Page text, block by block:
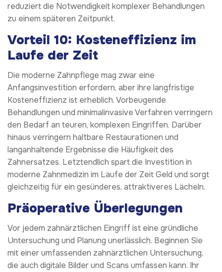
reduziert die Notwendigkeit komplexer Behandlungen
zu einem späteren Zeitpunkt.
Vorteil 10: Kosteneffizienz im
Laufe der Zeit
Die moderne Zahnpflege mag zwar eine
Anfangsinvestition erfordern, aber ihre langfristige
Kosteneffizienz ist erheblich. Vorbeugende
Behandlungen und minimalinvasive Verfahren verringern
den Bedarf an teuren, komplexen Eingriffen. Darüber
hinaus verringern haltbare Restaurationen und
langanhaltende Ergebnisse die Häufigkeit des
Zahnersatzes. Letztendlich spart die Investition in
moderne Zahnmedizin im Laufe der Zeit Geld und sorgt
gleichzeitig für ein gesünderes, attraktiveres Lächeln.
Präoperative Überlegungen
Vor jedem zahnärztlichen Eingriff ist eine gründliche
Untersuchung und Planung unerlässlich. Beginnen Sie
mit einer umfassenden zahnärztlichen Untersuchung,
die auch digitale Bilder und Scans umfassen kann. Ihr